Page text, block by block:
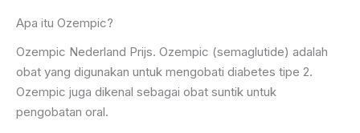
Apa itu Ozempic?
Ozempic Nederland Prijs. Ozempic (semaglutide) adalah
obat yang digunakan untuk mengobati diabetes tipe 2.
Ozempic juga dikenal sebagai obat suntik untuk
pengobatan oral.